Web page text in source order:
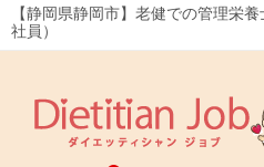
【静岡県静岡市】老健での管理栄
社員）